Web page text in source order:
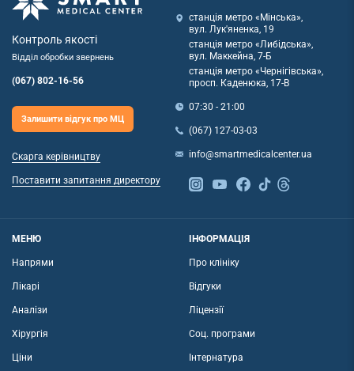
Контроль якості
Відділ обробки звернень
(067) 802-16-56
Залишити відгук про МЦ
Скарга керівництву
Поставити запитання директору
станція метро «Мінська»,
вул. Лук'яненка, 19
станція метро «Либідська»,
вул. Маккейна, 7-Б
станція метро «Чернігівська»,
просп. Каденюка, 17-В
07:30 - 21:00
(067) 127-03-03
info@smartmedicalcenter.ua
МЕНЮ
Напрями
Лікарі
Аналізи
Хірургія
Ціни
ІНФОРМАЦІЯ
Про клініку
Відгуки
Ліцензії
Соц. програми
Інтернатура